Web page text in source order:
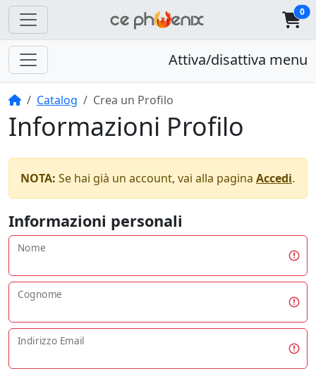
0
Attiva/disattiva menu
HomeCatalog Crea un Profilo
Informazioni Profilo
NOTA: Se hai già un account, vai alla pagina Accedi.
Informazioni personali
Nome
Cognome
Indirizzo Email